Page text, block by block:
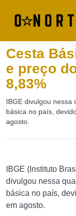
Cesta
e preço
8,83%
IBGE divulgou nessa
básica no país,
agosto.
IBGE (Instituto
divulgou nessa
básica no país,
em agosto.